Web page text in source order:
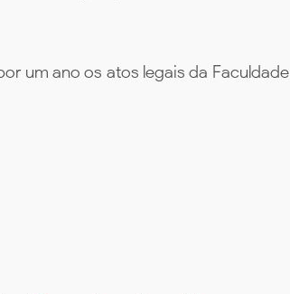
um ano os atos legais da Faculdade